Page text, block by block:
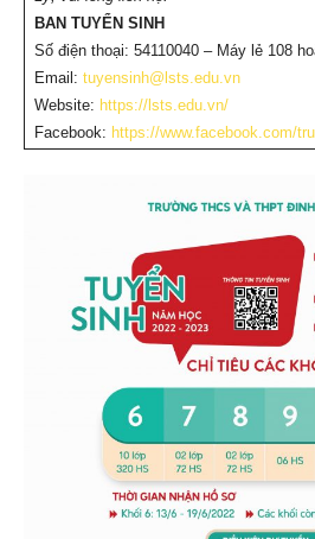
BAN TUYỂN SINH
Số điện thoại: 54110040 – Máy lẻ 108
Email: tuyensinh@lsts.edu.vn
Website: https://lsts.edu.vn/
Facebook: https://www.facebook.com/